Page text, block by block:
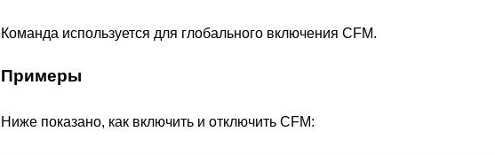
Команда используется для глобального включения CFM.
Примеры
Ниже показано, как включить и отключить CFM: